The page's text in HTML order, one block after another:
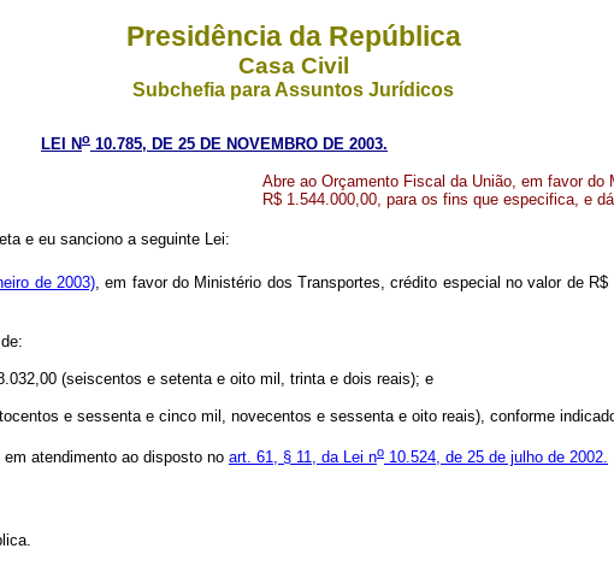
Presidência da República
Casa Civil
Subchefia para Assuntos Jurídicos
LEI No 10.785, DE 25 DE NOVEMBRO DE 2003.
Abre ao Orçamento Fiscal da União, em favor
R$ 1.544.000,00, para os fins que especifica, e
e eu sanciono a seguinte Lei:
de 2003), em favor do Ministério dos Transportes, crédito especial no valor de
(seiscentos e setenta e oito mil, trinta e dois reais); e
e sessenta e cinco mil, novecentos e sessenta e oito reais), conforme
atendimento ao disposto no art. 61, § 11, da Lei no 10.524, de 25 de julho de 2002.